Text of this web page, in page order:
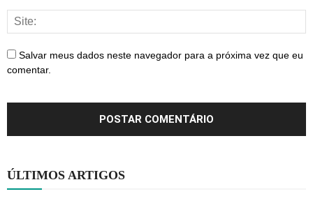
Salvar meus dados neste navegador para a próxima vez que eu
comentar.
ÚLTIMOS ARTIGOS